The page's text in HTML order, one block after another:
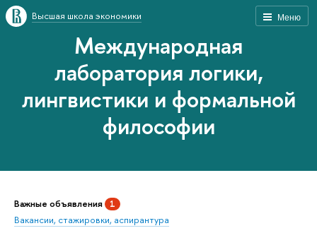
Меню
Высшая школа экономики
Международная
лаборатория логики,
лингвистики и формальной
философии
Важные объявления 1
Вакансии, стажировки, аспирантура